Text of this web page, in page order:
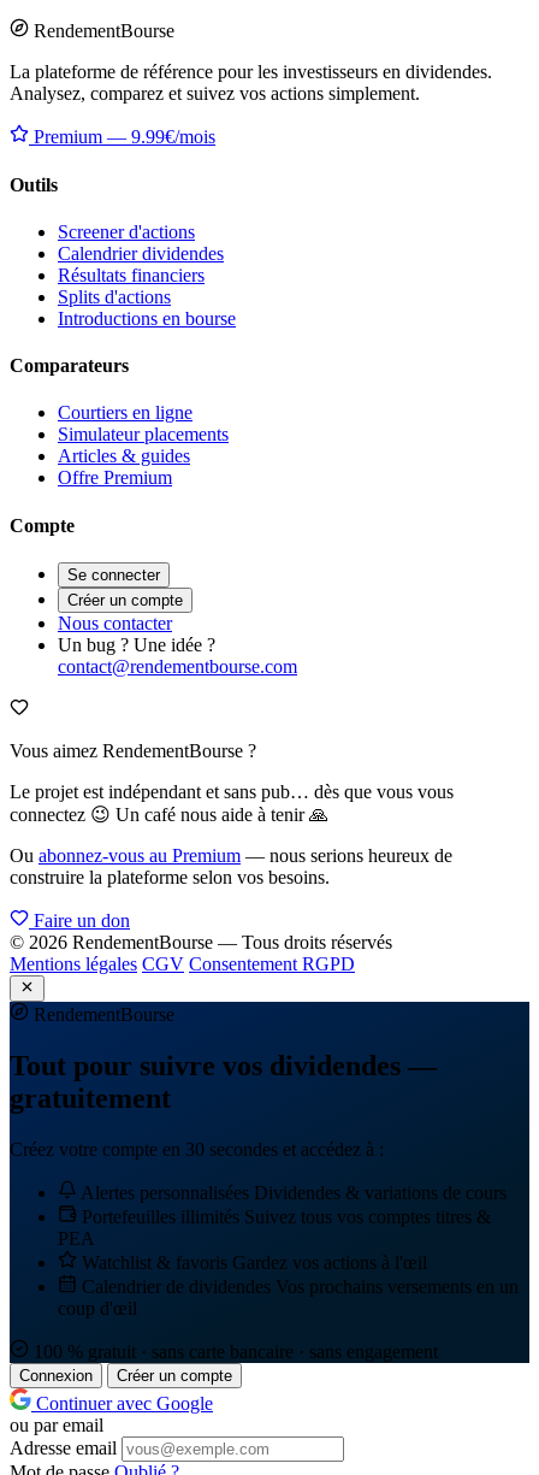
RendementBourse
La plateforme de référence pour les investisseurs en dividendes.
Analysez, comparez et suivez vos actions simplement.
Premium — 9.99€/mois
Outils
Screener d'actions
Calendrier dividendes
Résultats financiers
Splits d'actions
Introductions en bourse
Comparateurs
Courtiers en ligne
Simulateur placements
Articles & guides
Offre Premium
Compte
Se connecter
Créer un compte
Nous contacter
Un bug ? Une idée ?
contact@rendementbourse.com
Vous aimez RendementBourse ?
Le projet est indépendant et sans pub… dès que vous vous
connectez 😉 Un café nous aide à tenir 🙏
Ou abonnez-vous au Premium — nous serions heureux de
construire la plateforme selon vos besoins.
Faire un don
© 2026 RendementBourse — Tous droits réservés
Mentions légales CGV Consentement RGPD
RendementBourse
Tout pour suivre vos dividendes —
gratuitement
Créez votre compte en 30 secondes et accédez à :
Alertes personnalisées Dividendes & variations de cours
Portefeuilles illimités Suivez tous vos comptes titres &
PEA
Watchlist & favoris Gardez vos actions à l'œil
Calendrier de dividendes Vos prochains versements en un
coup d'œil
100 % gratuit · sans carte bancaire · sans engagement
Connexion Créer un compte
Continuer avec Google
ou par email
Adresse email